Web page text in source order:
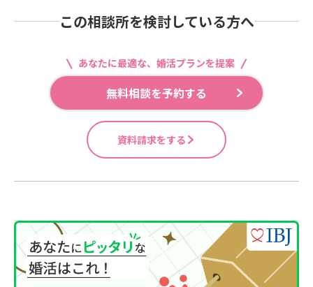
この相談所を検討している方へ
あなたに最適な、婚活プランを提案
無料相談を予約する
資料請求をする